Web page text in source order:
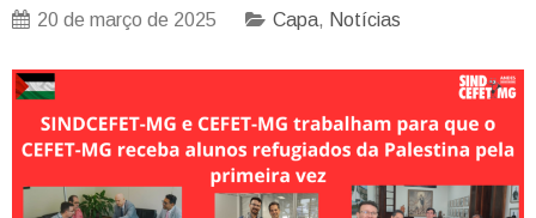
20 de março de 2025 Capa, Notícias